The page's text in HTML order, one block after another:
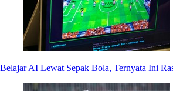
Belajar AI Lewat Sepak Bola, Ternyata Ini